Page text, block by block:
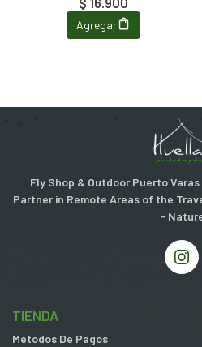
Agregar
Fly Shop & Outdoor Puerto
Partner in Remote Areas of the
-
TIENDA
Metodos De Pagos